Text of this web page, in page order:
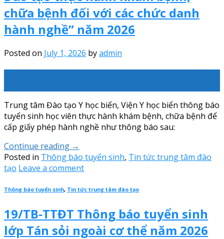
chữa bệnh đối với các chức danh
hành nghề” năm 2026
Posted on July 1, 2026 byadmin
Trung tâm Đào tạo Y học biển, Viện Y học biển thông báo
tuyển sinh học viên thực hành khám bệnh, chữa bệnh để
cấp giấy phép hành nghề như thông báo sau:
Continue reading →
Posted in Thông báo tuyển sinh, Tin tức trung tâm đào
tạo Leave a comment
Thông báo tuyển sinh, Tin tức trung tâm đào tạo
19/TB-TTĐT Thông báo tuyển sinh
lớp Tán sỏi ngoài cơ thể năm 2026